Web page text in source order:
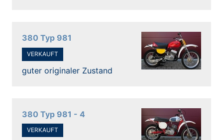
380 Typ 981
VERKAUFT
guter originaler Zustand
380 Typ 981 - 4
VERKAUFT